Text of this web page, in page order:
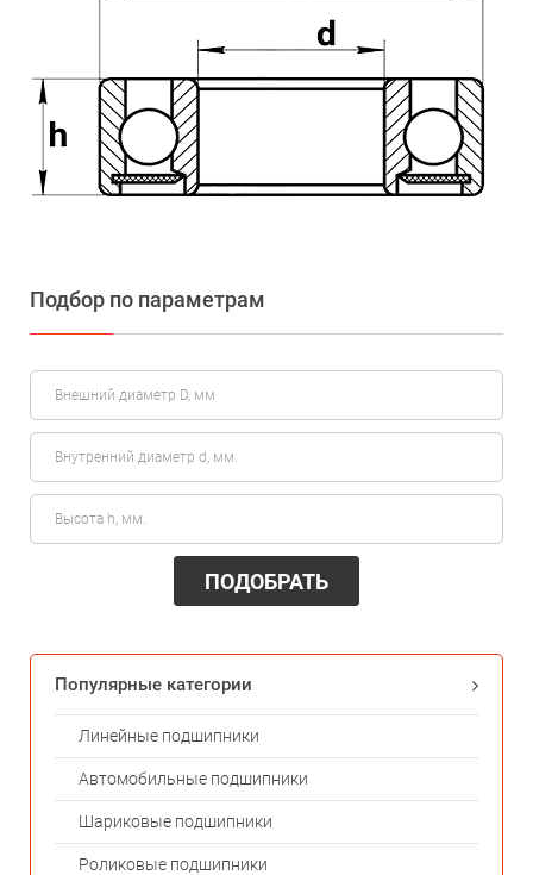
Подбор по параметрам
ПОДОБРАТЬ
Популярные категории
Линейные подшипники
Автомобильные подшипники
Шариковые подшипники
Роликовые подшипники